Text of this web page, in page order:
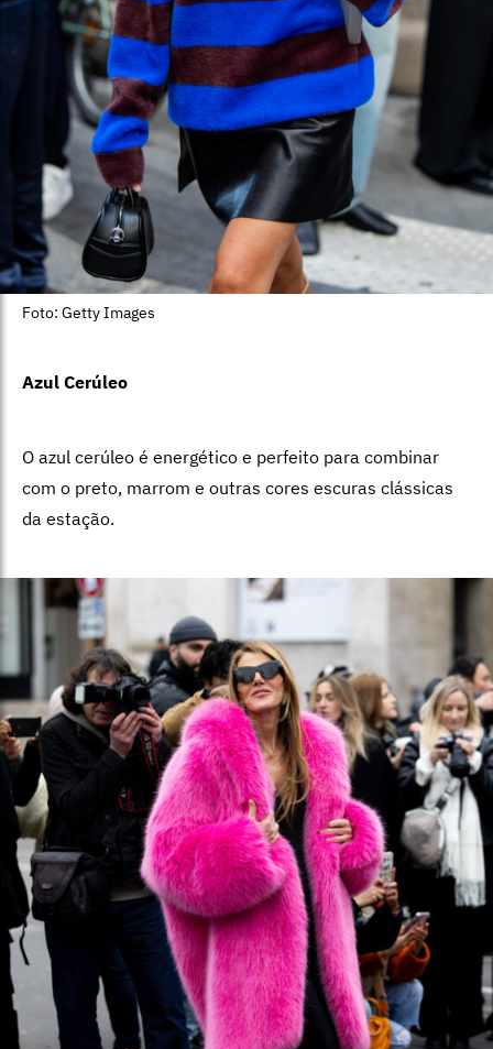
Foto: Getty Images
Azul Cerúleo
O azul cerúleo é energético e perfeito para combinar
com o preto, marrom e outras cores escuras clássicas
da estação.